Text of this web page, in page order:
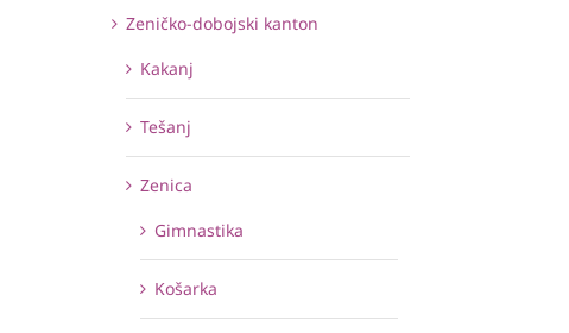
Zeničko-dobojski kanton
Kakanj
Tešanj
Zenica
Gimnastika
Košarka